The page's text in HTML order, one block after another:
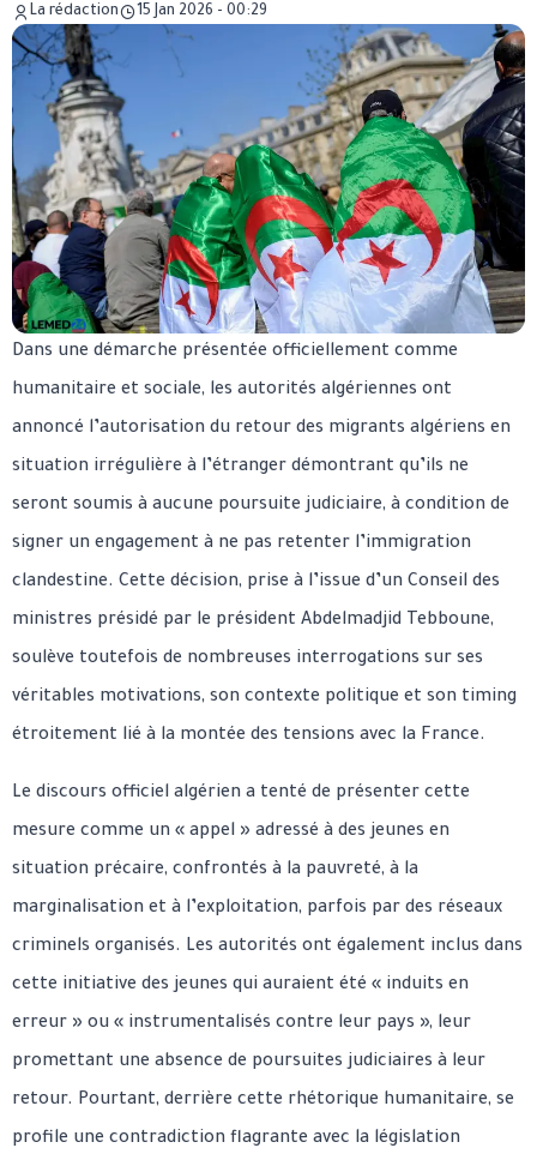
La rédaction 15 Jan 2026 - 00:29
Dans une démarche présentée officiellement comme
humanitaire et sociale, les autorités algériennes ont
annoncé l’autorisation du retour des migrants algériens en
situation irrégulière à l’étranger démontrant qu’ils ne
seront soumis à aucune poursuite judiciaire, à condition de
signer un engagement à ne pas retenter l’immigration
clandestine. Cette décision, prise à l’issue d’un Conseil des
ministres présidé par le président Abdelmadjid Tebboune,
soulève toutefois de nombreuses interrogations sur ses
véritables motivations, son contexte politique et son timing
étroitement lié à la montée des tensions avec la France.
Le discours officiel algérien a tenté de présenter cette
mesure comme un « appel » adressé à des jeunes en
situation précaire, confrontés à la pauvreté, à la
marginalisation et à l’exploitation, parfois par des réseaux
criminels organisés. Les autorités ont également inclus dans
cette initiative des jeunes qui auraient été « induits en
erreur » ou « instrumentalisés contre leur pays », leur
promettant une absence de poursuites judiciaires à leur
retour. Pourtant, derrière cette rhétorique humanitaire, se
profile une contradiction flagrante avec la législation